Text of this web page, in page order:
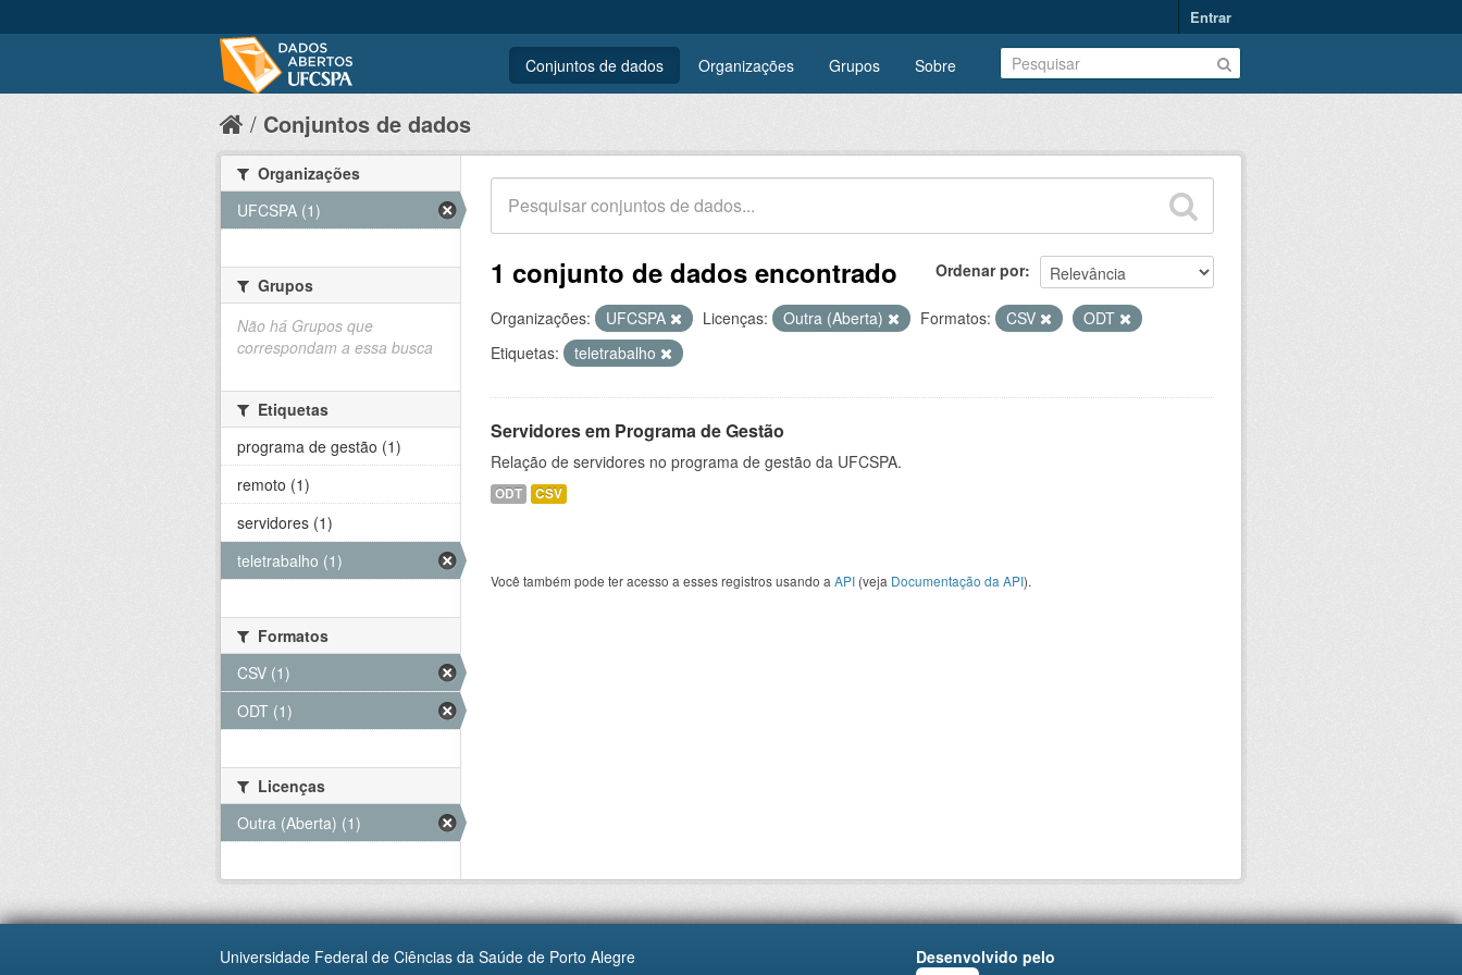
Entrar
Conjuntos de dados Organizações Grupos Sobre
Conjuntos de dados
Ordenar por
1 conjunto de dados encontrado
Organizações: UFCSPA Licenças: Outra (Aberta) Formatos: CSV
ODT
Etiquetas:
teletrabalho
Servidores em Programa de Gestão
Relação de servidores no programa de gestão da UFCSPA.
ODT CSV
Você também pode ter acesso a esses registros usando a API (veja Documentação da API).
Organizações
UFCSPA (1)
Grupos
Não há Grupos que
correspondam a essa busca
Etiquetas
programa de gestão (1)
remoto (1)
servidores (1)
teletrabalho (1)
Formatos
CSV (1)
ODT (1)
Licenças
Outra (Aberta) (1)
Universidade Federal de Ciências da Saúde de Porto Alegre
Desenvolvido pelo